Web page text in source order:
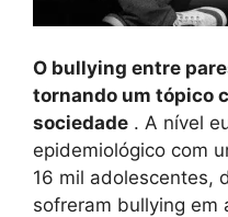
O bullying entre
tornando um tópico
sociedade . A nível
epidemiológico com
16 mil adolescentes,
sofreram bullying em